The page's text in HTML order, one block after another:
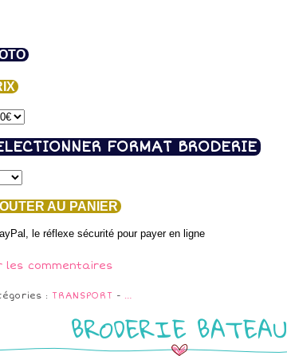
FORMAT BRODERIE
AU PANIER
les commentaires
: TRANSPORT - …
BRODERIE BATEAU